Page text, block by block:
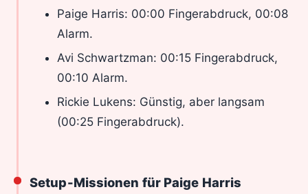
Paige Harris: 00:00 Fingerabdruck, 00:08
Alarm.
Avi Schwartzman: 00:15 Fingerabdruck,
00:10 Alarm.
Rickie Lukens: Günstig, aber langsam
(00:25 Fingerabdruck).
Setup-Missionen für Paige Harris